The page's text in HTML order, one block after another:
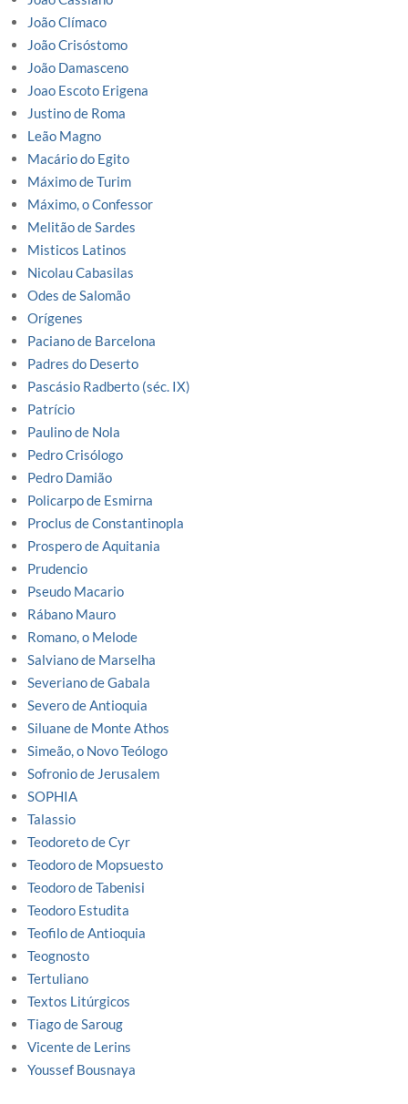
João Clímaco
João Crisóstomo
João Damasceno
Joao Escoto Erigena
Justino de Roma
Leão Magno
Macário do Egito
Máximo de Turim
Máximo, o Confessor
Melitão de Sardes
Misticos Latinos
Nicolau Cabasilas
Odes de Salomão
Orígenes
Paciano de Barcelona
Padres do Deserto
Pascásio Radberto (séc. IX)
Patrício
Paulino de Nola
Pedro Crisólogo
Pedro Damião
Policarpo de Esmirna
Proclus de Constantinopla
Prospero de Aquitania
Prudencio
Pseudo Macario
Rábano Mauro
Romano, o Melode
Salviano de Marselha
Severiano de Gabala
Severo de Antioquia
Siluane de Monte Athos
Simeão, o Novo Teólogo
Sofronio de Jerusalem
SOPHIA
Talassio
Teodoreto de Cyr
Teodoro de Mopsuesto
Teodoro de Tabenisi
Teodoro Estudita
Teofilo de Antioquia
Teognosto
Tertuliano
Textos Litúrgicos
Tiago de Saroug
Vicente de Lerins
Youssef Bousnaya